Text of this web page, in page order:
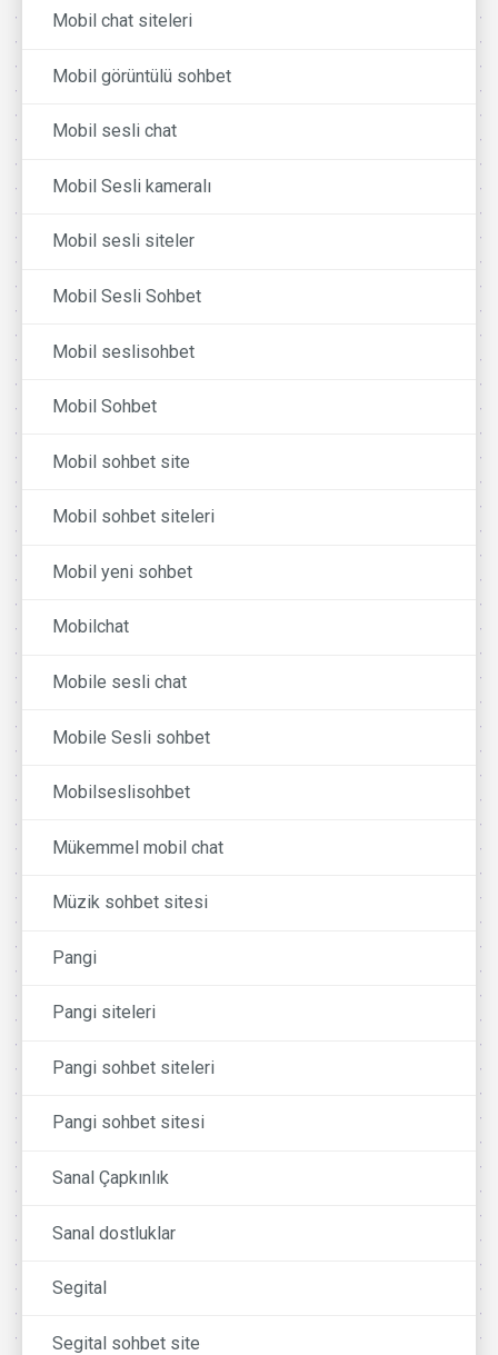
Mobil chat siteleri
Mobil görüntülü sohbet
Mobil sesli chat
Mobil Sesli kameralı
Mobil sesli siteler
Mobil Sesli Sohbet
Mobil seslisohbet
Mobil Sohbet
Mobil sohbet site
Mobil sohbet siteleri
Mobil yeni sohbet
Mobilchat
Mobile sesli chat
Mobile Sesli sohbet
Mobilseslisohbet
Mükemmel mobil chat
Müzik sohbet sitesi
Pangi
Pangi siteleri
Pangi sohbet siteleri
Pangi sohbet sitesi
Sanal Çapkınlık
Sanal dostluklar
Segital
Segital sohbet site